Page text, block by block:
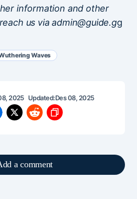
information and other
us via admin@guide.gg
Waves
2025 Updated:Des 08, 2025
a comment